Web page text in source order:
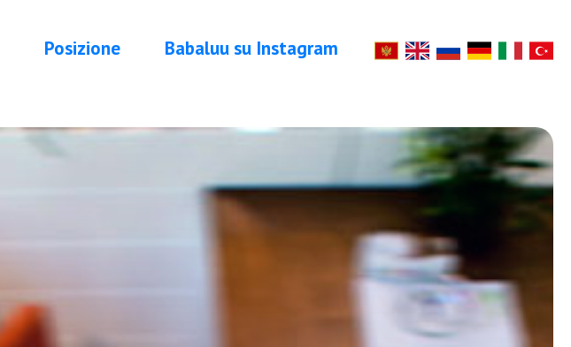
Posizione Babaluu su Instagram